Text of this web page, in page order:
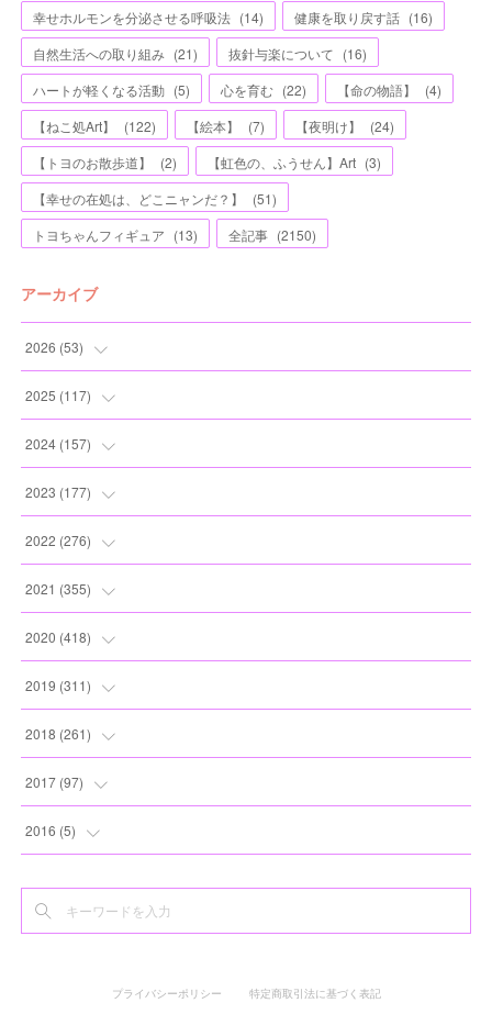
幸せホルモンを分泌させる呼吸法 (14) 健康を取り戻す話 (16)
自然生活への取り組み (21) 抜針与楽について (16)
ハートが軽くなる活動 (5) 心を育む (22) 【命の物語】 (4)
【ねこ処Art】
(122) 【絵本】 (7) 【夜明け】 (24)
【トヨのお散歩道】
(2) 【虹色の、ふうせん】Art (3)
【幸せの在処は、どこニャンだ？】
(51)
トヨちゃんフィギュア (13) 全記事 (2150)
アーカイブ
2026 (53)
(1)
(5)
(7)
(11
2025 (117)
(11
(12
(12
(13
(9)
(9)
(12 )
2024(157)
(13
(13
(10
(13
(13)
(16)
2023 (177)
(20
(10
(11
(13
(17)
2022 (276)
(17
(16
(21
(21
(22)
2021 (355)
(19
(12
(16
(29
(38)
2020 (418)
(44
(59
(47 )
(
(49)
2019 (311)
(25
(25 )
( 24
(24)
2018 (261)
(22 )
( 23
(
2017(97)
( 24)
(
2016 (5)
(
プライバシーポリシー 特定商取引法に基づく表記